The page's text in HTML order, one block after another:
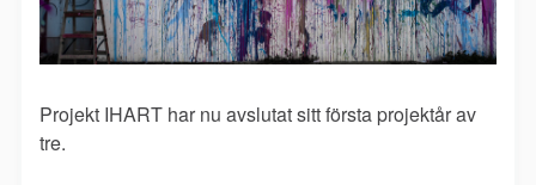
Projekt IHART har nu avslutat sitt första projektår av
tre.